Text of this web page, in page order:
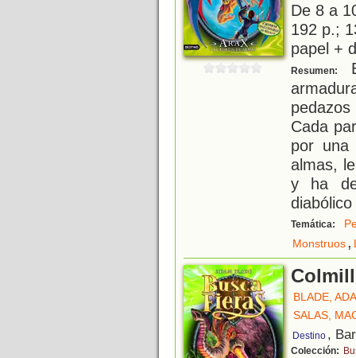
De 8 a
192 p.;
papel +
Resumen:
Cada
por una
almas,
y ha
Temática:
Monstruos,
BLADE,
SALAS,
Destino ,
Colección: